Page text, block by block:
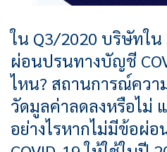
ใน Q3/2020 บริษัทใน
ผ่อนปรนทางบัญชี
ไหน? สถานการณ์คว
วัดมูลค่าลดลงหรือไม่
อย่างไรหากไม่มีข้อผ่